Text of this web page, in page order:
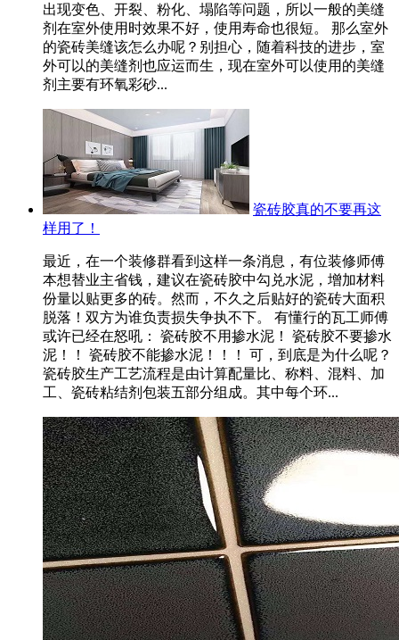
出现变色、开裂、粉化、塌陷等问题，所以一般的美缝
剂在室外使用时效果不好，使用寿命也很短。 那么室外
的瓷砖美缝该怎么办呢？别担心，随着科技的进步，室
外可以的美缝剂也应运而生，现在室外可以使用的美缝
剂主要有环氧彩砂...
瓷砖胶真的不要再这
样用了！
最近，在一个装修群看到这样一条消息，有位装修师傅
本想替业主省钱，建议在瓷砖胶中勾兑水泥，增加材料
份量以贴更多的砖。然而，不久之后贴好的瓷砖大面积
脱落！双方为谁负责损失争执不下。 有懂行的瓦工师傅
或许已经在怒吼： 瓷砖胶不用掺水泥！ 瓷砖胶不要掺水
泥！！ 瓷砖胶不能掺水泥！！！ 可，到底是为什么呢？
瓷砖胶生产工艺流程是由计算配量比、称料、混料、加
工、瓷砖粘结剂包装五部分组成。其中每个环...